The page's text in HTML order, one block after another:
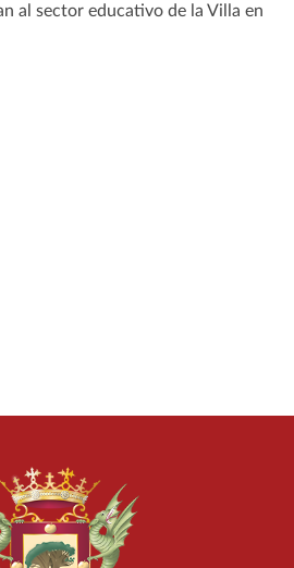
al sector educativo de la Villa en